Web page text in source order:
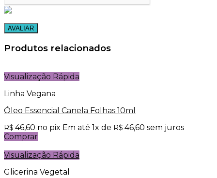
Produtos relacionados
Visualização Rápida
Linha Vegana
Óleo Essencial Canela Folhas 10ml
R$ 46,60 no pix Em até 1x de R$ 46,60 sem juros
Comprar
Visualização Rápida
Glicerina Vegetal